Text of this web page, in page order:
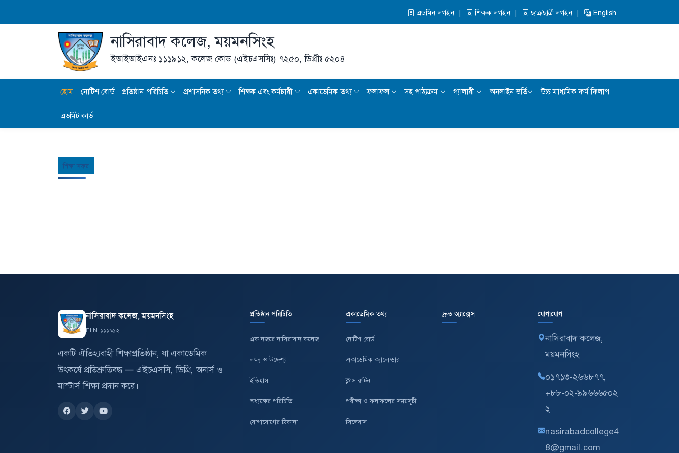
এডমিন লগইন শিক্ষক লগইন ছাত্র/ছাত্রী লগইন English
নাসিরাবাদ কলেজ, ময়মনসিংহ
ইআইআইএনঃ ১১১৯১২, কলেজ কোড (এইচএসসিঃ) ৭২৫০, ডিগ্রীঃ ৫২০৪
হোম নোটিশ বোর্ড প্রতিষ্ঠান পরিচিতি প্রশাসনিক তথ্য শিক্ষক এবং কর্মচারী একাডেমিক তথ্য ফলাফল সহ পাঠ্যক্রম গ্যালারী অনলাইন ভর্তি উচ্চ মাধ্যমিক ফর্ম ফিলাপ
এডমিট কার্ড
শিক্ষা সফর
নাসিরাবাদ কলেজ, ময়মনসিংহ
EIIN: ১১১৯১২
একটি ঐতিহ্যবাহী শিক্ষাপ্রতিষ্ঠান, যা একাডেমিক
উৎকর্ষে প্রতিশ্রুতিবদ্ধ — এইচএসসি, ডিগ্রি, অনার্স ও
মাস্টার্স শিক্ষা প্রদান করে।
প্রতিষ্ঠান পরিচিতি
এক নজরে নাসিরাবাদ কলেজ
লক্ষ্য ও উদ্দেশ্য
ইতিহাস
অধ্যক্ষের পরিচিতি
যোগাযোগের ঠিকানা
একাডেমিক তথ্য
নোটিশ বোর্ড
একাডেমিক ক্যালেন্ডার
ক্লাস রুটিন
পরীক্ষা ও ফলাফলের সময়সূচী
সিলেবাস
দ্রুত অ্যাক্সেস যোগাযোগ
নাসিরাবাদ কলেজ,
ময়মনসিংহ
০১৭১৩-২৬৬৮৭৭,
+৮৮-০২-৯৯৬৬৬৫০২
২
nasirabadcollege4
8@gmail.com